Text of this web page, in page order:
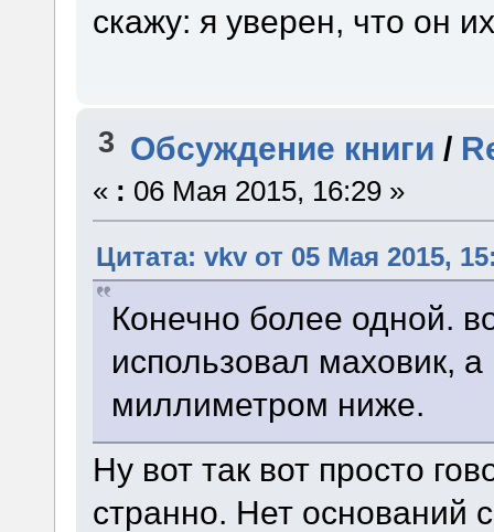
скажу: я уверен, что он
3 Обсуждение книги /
« : 06 Мая 2015, 16:29 »
Цитата: vkv от 05 Мая 2015,
Конечно более одной.
использовал маховик, а
миллиметром ниже.
Ну вот так вот просто
странно. Нет оснований